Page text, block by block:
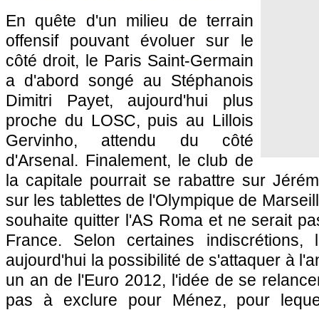
En quête d'un milieu de terrain
offensif pouvant évoluer sur le
côté droit, le Paris Saint-Germain
a d'abord songé au Stéphanois
Dimitri Payet, aujourd'hui plus
proche du LOSC, puis au Lillois
Gervinho, attendu du côté
d'Arsenal. Finalement, le club de
la capitale pourrait se rabattre sur
sur les tablettes de l'Olympique de
souhaite quitter l'AS Roma et ne serait
France. Selon certaines
aujourd'hui la possibilité de s'attaquer à
un an de l'Euro 2012, l'idée de se
pas à exclure pour Ménez, pour